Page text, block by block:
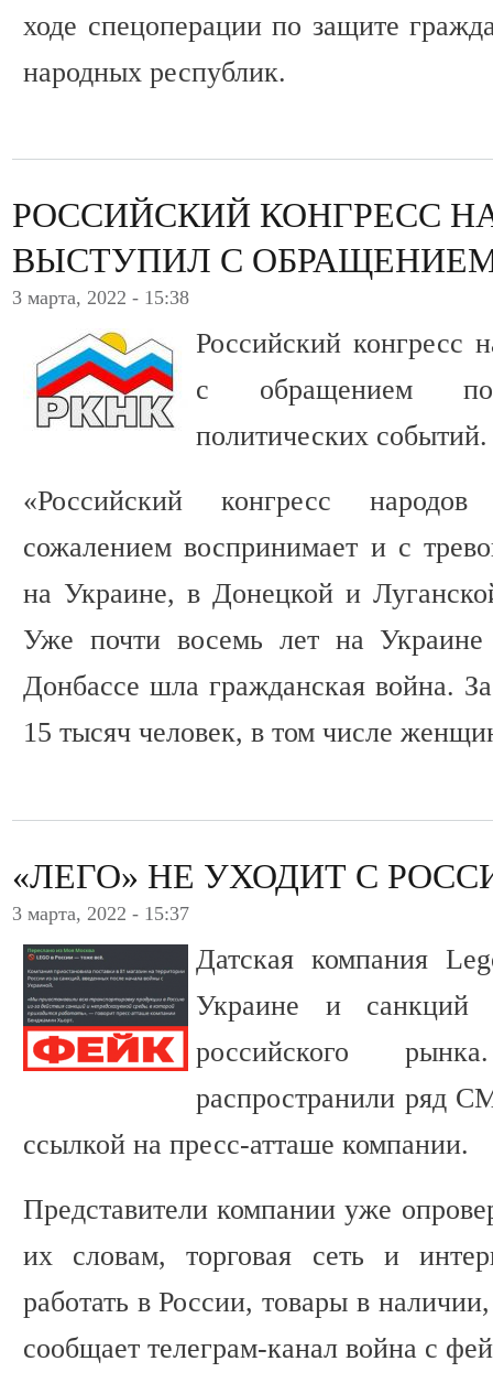
ходе спецоперации по защите
народных республик.
РОССИЙСКИЙ КОНГРЕСС
ВЫСТУПИЛ С
3 марта, 2022 - 15:38
Российский конгресс
с обращением
политических событий.
«Российский конгресс
сожалением воспринимает и с
на Украине, в Донецкой и
Уже почти восемь лет на
Донбассе шла гражданская война.
15 тысяч человек, в том числе
«ЛЕГО» НЕ УХОДИТ С
3 марта, 2022 - 15:37
Датская компания
Украине и
российского
распространили ряд
ссылкой на пресс-атташе компании.
Представители компании уже
их словам, торговая сеть и
работать в России, товары в
сообщает телеграм-канал война с